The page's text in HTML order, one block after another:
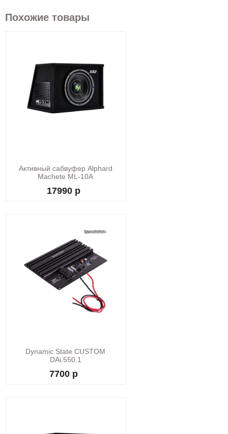
Похожие товары
Активный сабвуфер Alphard
Machete ML-10A
17990 р
Dynamic State CUSTOM
DAi.550.1
7700 р